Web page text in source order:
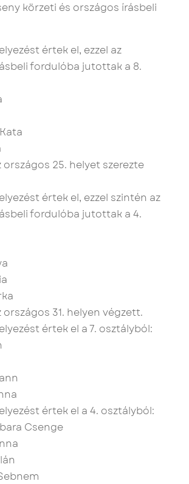
körzeti és országos írásbeli
értek el, ezzel az
fordulóba jutottak a 8.
országos 25. helyet szerezte
értek el, ezzel szintén az
fordulóba jutottak a 4.
országos 31. helyen végzett.
értek el a 7. osztályból:
értek el a 4. osztályból:
Csenge